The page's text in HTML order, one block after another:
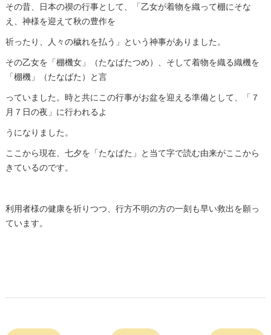
その昔、日本の禊の行事として、「乙女が着物を織って棚にそな
え、神様を迎えて秋の豊作を
祈ったり、人々の穢れを払う」という神事がありました。
その乙女を「棚機女」（たなばたつめ）、そして着物を織る織機を
「棚機」（たなばた）と言
っていました。時と共にこの行事がお盆を迎える準備として、「７
月７日の夜」に行われるよ
うになりました。
ここから現在、七夕を「たなばた」と当て字で読む由来がここから
きているのです。
利用者様の健康を祈りつつ、行方不明の方の一刻も早い救出を願っ
ています。